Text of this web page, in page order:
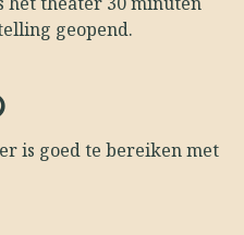
geopend.
is goed te bereiken met